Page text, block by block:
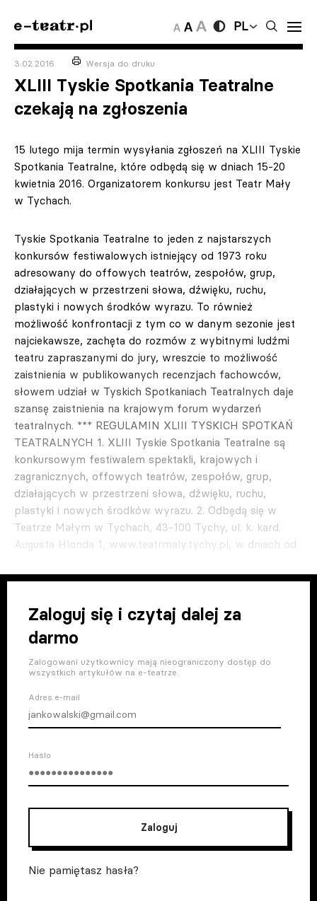
PL
3.02.2016 Wersja do druku
XLIII Tyskie Spotkania Teatralne
czekają na zgłoszenia
15 lutego mija termin wysyłania zgłoszeń na XLIII Tyskie
Spotkania Teatralne, które odbędą się w dniach 15-20
kwietnia 2016. Organizatorem konkursu jest Teatr Mały
w Tychach.
Tyskie Spotkania Teatralne to jeden z najstarszych
konkursów festiwalowych istniejący od 1973 roku
adresowany do offowych teatrów, zespołów, grup,
działających w przestrzeni słowa, dźwięku, ruchu,
plastyki i nowych środków wyrazu. To również
możliwość konfrontacji z tym co w danym sezonie jest
najciekawsze, zachęta do rozmów z wybitnymi ludźmi
teatru zapraszanymi do jury, wreszcie to możliwość
zaistnienia w publikowanych recenzjach fachowców,
słowem udział w Tyskich Spotkaniach Teatralnych daje
szansę zaistnienia na krajowym forum wydarzeń
teatralnych. *** REGULAMIN XLIII TYSKICH SPOTKAŃ
TEATRALNYCH 1. XLIII Tyskie Spotkania Teatralne są
konkursowym festiwalem spektakli, krajowych i
zagranicznych, offowych teatrów, zespołów, grup,
działających w przestrzeni słowa, dźwięku, ruchu,
plastyki i nowych środków wyrazu. 2. Odbędą się w
Teatrze Małym w Tychach, 43-100 Tychy, ul. k. kard.
Augusta Hlonda 1, www.teatrmaly.tychy.pl, w dniach od
Zaloguj się i czytaj dalej za
darmo
Zalogowani użytkownicy mają nieograniczony dostęp do
wszystkich artykułów na e-teatrze.
Adres e-mail
Haslo
Zaloguj
Nie pamiętasz hasła?